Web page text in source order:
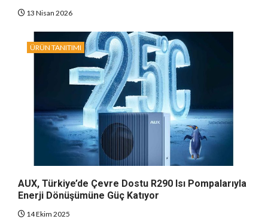
13 Nisan 2026
ÜRÜN TANITIMI
AUX, Türkiye’de Çevre Dostu R290 Isı Pompalarıyla
Enerji Dönüşümüne Güç Katıyor
14 Ekim 2025